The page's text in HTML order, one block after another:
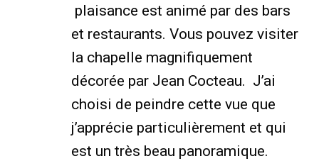
plaisance est animé par des bars
et restaurants. Vous pouvez visiter
la chapelle magnifiquement
décorée par Jean Cocteau. J’ai
choisi de peindre cette vue que
j’apprécie particulièrement et qui
est un très beau panoramique.